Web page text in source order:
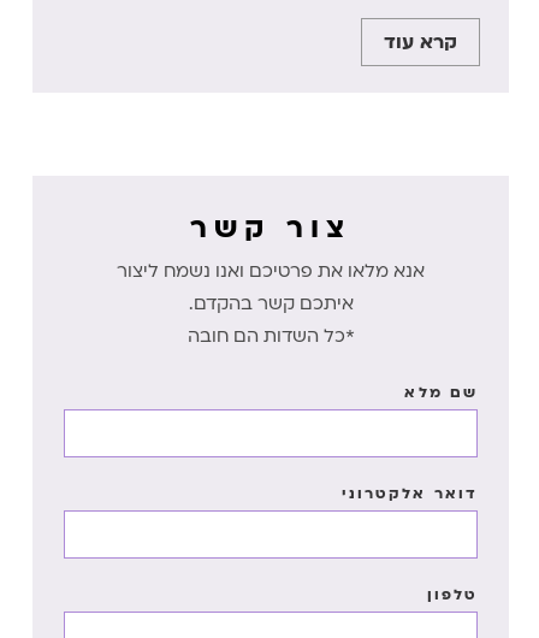
קרא עוד
צור קשר
אנא מלאו את פרטיכם ואנו נשמח ליצור
איתכם קשר בהקדם.
*כל השדות הם חובה
שם מלא
דואר אלקטרוני
טלפון